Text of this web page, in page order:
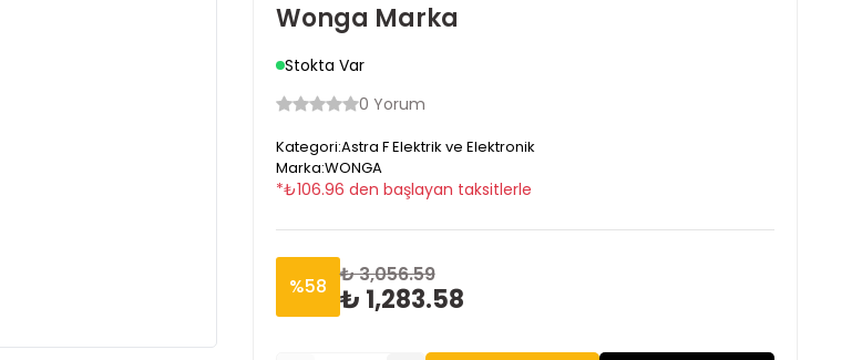
Wonga Marka
Stokta Var
0 Yorum
Kategori:Astra F Elektrik ve Elektronik
Marka:WONGA
*₺106.96 den başlayan taksitlerle
%58 ₺ 3,056.59
₺ 1,283.58